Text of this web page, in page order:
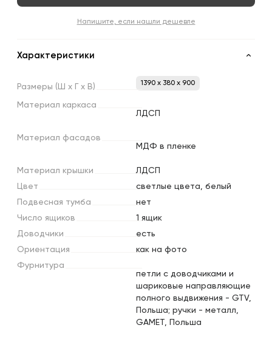
Напишите, если нашли дешевле
Характеристики
Размеры (Ш х х В) 1390 x 380 x 900
Материал каркаса
ЛДСП
Материал фасадов
МДФ в пленке
Материал крышки
ЛДСП
Цвет
светлые цвета, белый
Подвесная тумба
нет
Число ящиков
1 ящик
Доводчики
есть
Ориентация
как на фото
Фурнитура
петли с доводчиками и
шариковые направляющие
полного выдвижения - GTV,
Польша; ручки - металл,
GAMET, Польша